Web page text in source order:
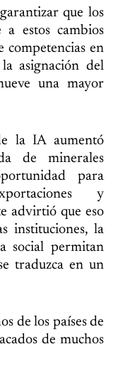
que los
a estos cambios
competencias en
asignación del
una mayor
la IA aumentó
de minerales
para
y
advirtió que eso
instituciones, la
social permitan
traduzca en un
de los países de
de muchos